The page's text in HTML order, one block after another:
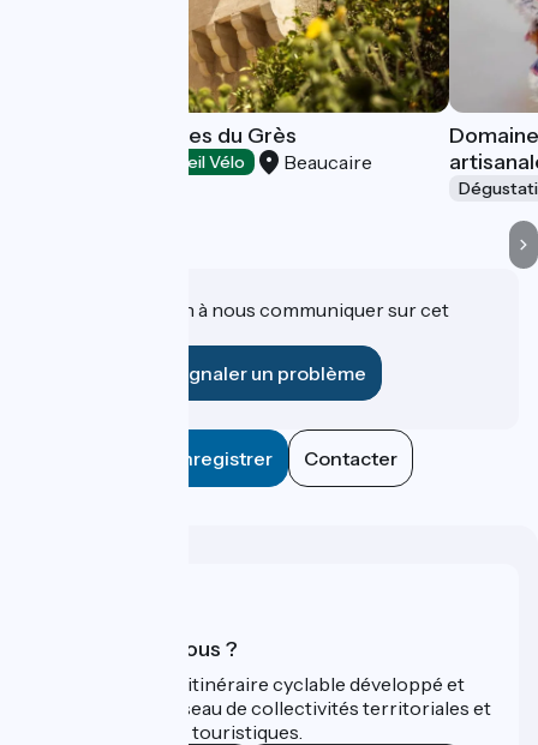
Château Mourgues du Grès
Accueil Vélo Beaucaire
Une information à nous communiquer sur cet
Signaler un problème
Enregistrer Contacter
Qui sommes-nous ?
ViaRhôna est un itinéraire cyclable développé et
promu par un réseau de collectivités territoriales et
leurs institutions touristiques.